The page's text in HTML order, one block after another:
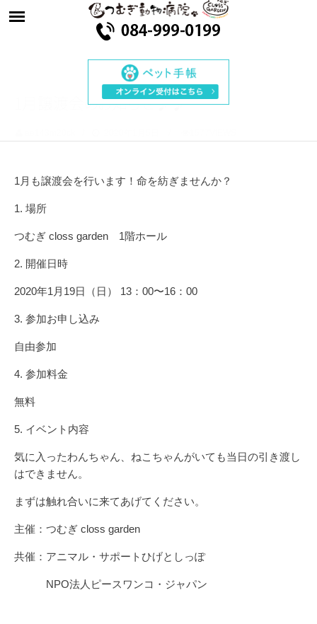
のお知らせ♪♪
1月も譲渡会を行います！命を紡ぎませんか？
1. 場所
つむぎ closs garden 1階ホール
2. 開催日時
2020年1月19日（日） 13：00〜16：00
3. 参加お申し込み
自由参加
4. 参加料金
無料
5. イベント内容
気に入ったわんちゃん、ねこちゃんがいても当日の引き渡し
はできません。
まずは触れ合いに来てあげてください。
主催：つむぎ closs garden
共催：アニマル・サポートひげとしっぽ
NPO法人ピースワンコ・ジャパン